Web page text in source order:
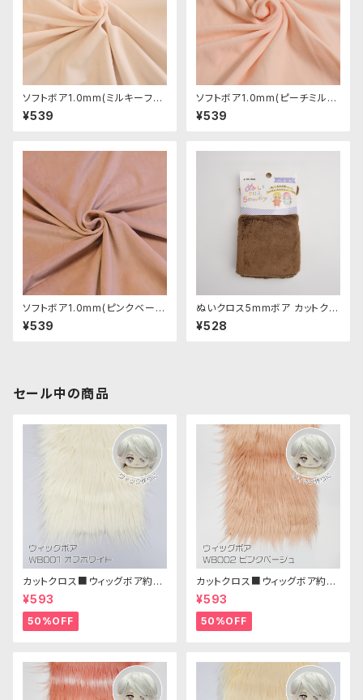
ソフトボア1.0mm(ミルキーフレ
ッシュ)SSB103 ぬいぐるみ用短
毛ボア生地 20cm
¥539
ソフトボア1.0mm(ピーチミル
ク)SSB053 ぬいぐるみ用短毛
ボア生地 20cm
¥539
ソフトボア1.0mm(ピンクベージ
ュ)SSB109 ぬいぐるみ用短毛
ボア生地 20cm
¥539
ぬいクロス5mmボア カットクロ
ス（ココアブラウン）｜清原株式
会社
¥528
セール中の商品
カットクロス■ウィッグボア約8c
m(オフホワイト)WB001 ボア生
地 25cm × 45cm
¥593
50%OFF
カットクロス■ウィッグボア約8c
m(ピンクベージュ)WB002ボア
生地 25cm × 45cm
¥593
50%OFF